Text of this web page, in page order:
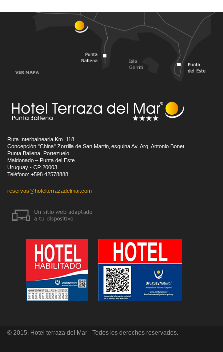
Ruta Interbalnearia Km. 118
Concepción "China" Zorrilla de San Martin, esquina Av. Arq. Antonio Bonet
Punta Ballena, Portezuelo
Maldonado – Punta del Este
Uruguay - CP 20003
Teléfono: +598 42578888
reservas@hotelterrazadelmar.com
© 2015. Hotel terraza del Mar - Todos los derechos reservados.